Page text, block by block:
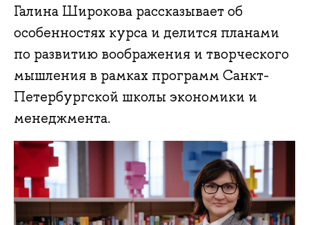
Галина Широкова рассказывает об
особенностях курса и делится планами
по развитию воображения и творческого
мышления в рамках программ Санкт-
Петербургской школы экономики и
менеджмента.